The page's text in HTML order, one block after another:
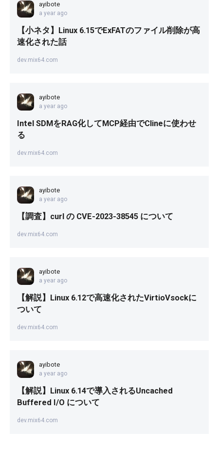
ayibote
a year ago
【小ネタ】Linux 6.15でExFATのファイル削除が高
速化された話
dev.mix64.com
ayibote
a year ago
Intel SDMをRAG化してMCP経由でClineに使わせ
る
dev.mix64.com
ayibote
a year ago
【調査】curl の CVE-2023-38545 について
dev.mix64.com
ayibote
a year ago
【解説】Linux 6.12で高速化されたVirtioVsockに
ついて
dev.mix64.com
ayibote
a year ago
【解説】Linux 6.14で導入されるUncached
Buffered I/O について
dev.mix64.com